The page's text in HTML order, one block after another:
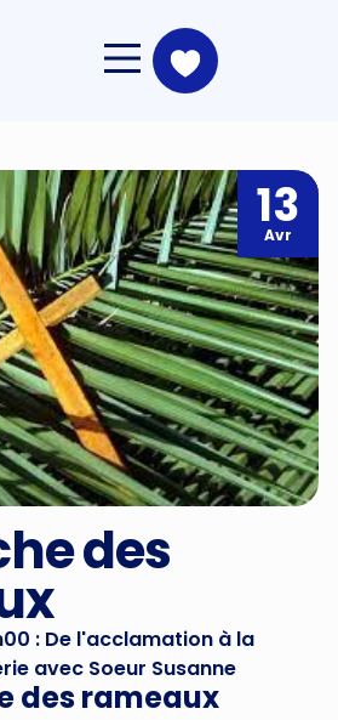
des
13
Avr
: De l'acclamation à la
avec Soeur Susanne
des rameaux